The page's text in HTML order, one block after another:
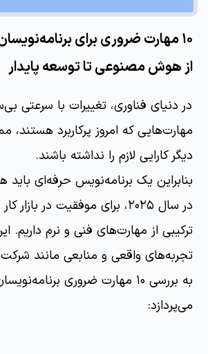
از هوش مصنوعی تا توسعه پایدار
در دنیای فناوری، تغییرات با سرعتی
مهارت‌هایی که امروز پرکاربرد
دیگر کارایی لازم را نداشته باشند.
بنابراین یک برنامه‌نویس حرفه‌ای باید
در سال ۲۰۲۵، برای موفقیت در بازار
ترکیبی از مهارت‌های فنی و نرم داریم.
تجربه‌های واقعی و منابعی مانند شرکت
می‌پردازد: